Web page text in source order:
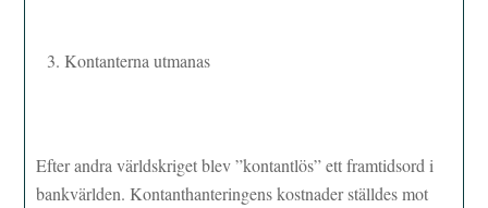
Kontanterna utmanas
Efter andra världskriget blev ”kontantlös” ett framtidsord i
bankvärlden. Kontanthanteringens kostnader ställdes mot